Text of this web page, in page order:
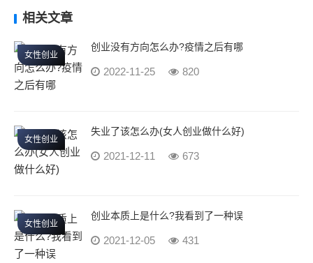
相关文章
女性创业
创业没有方向怎么办?疫情之后有哪
2022-11-25 820
女性创业
失业了该怎么办(女人创业做什么好)
2021-12-11 673
女性创业
创业本质上是什么?我看到了一种误
2021-12-05 431